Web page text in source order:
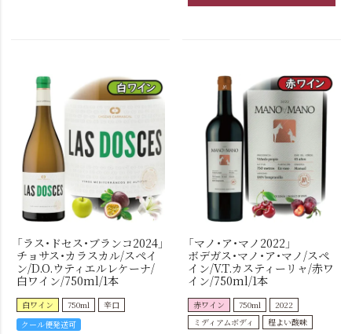
「ラス・ドセス・ブランコ2024」
チョサス・カラスカル/スペイ
ン/D.O.ウティエルレケーナ/
白ワイン/750ml/1本
白ワイン 750ml
辛口
クール便発送可
「マノ・ア・マノ2022」
ボデガス・マノ・ア・マノ/スペ
イン/V.T.カスティーリャ/赤ワ
イン/750ml/1本
赤ワイン 750ml
2022
ミディアムボディ
程よい酸味